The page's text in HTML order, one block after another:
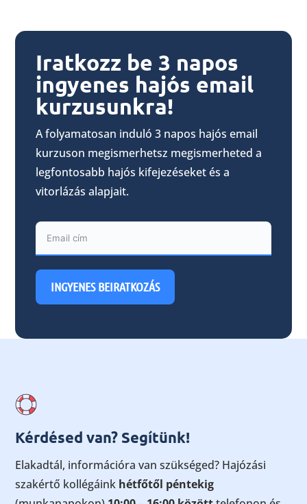
Iratkozz be 3 napos
ingyenes hajós email
kurzusunkra!
A folyamatosan induló 3 napos hajós email
kurzuson megismerhetsz megismerheted a
legfontosabb hajós kifejezéseket és a
vitorlázás alapjait.
INGYENES BEIRATKOZÁS
Kérdésed van? Segítünk!
Elakadtál, információra van szükséged? Hajózási
szakértő kollégáink hétfőtől péntekig